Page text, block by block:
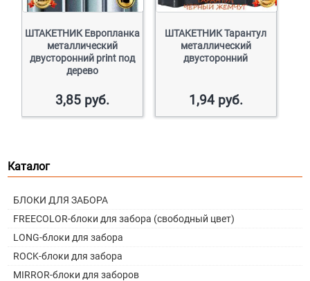
ШТАКЕТНИК Европланка
металлический
двусторонний print под
дерево
3,85 руб.
ШТАКЕТНИК Тарантул
металлический
двусторонний
1,94 руб.
Каталог
БЛОКИ ДЛЯ ЗАБОРА
FREECOLOR-блоки для забора (свободный цвет)
LONG-блоки для забора
ROCK-блоки для забора
MIRROR-блоки для заборов